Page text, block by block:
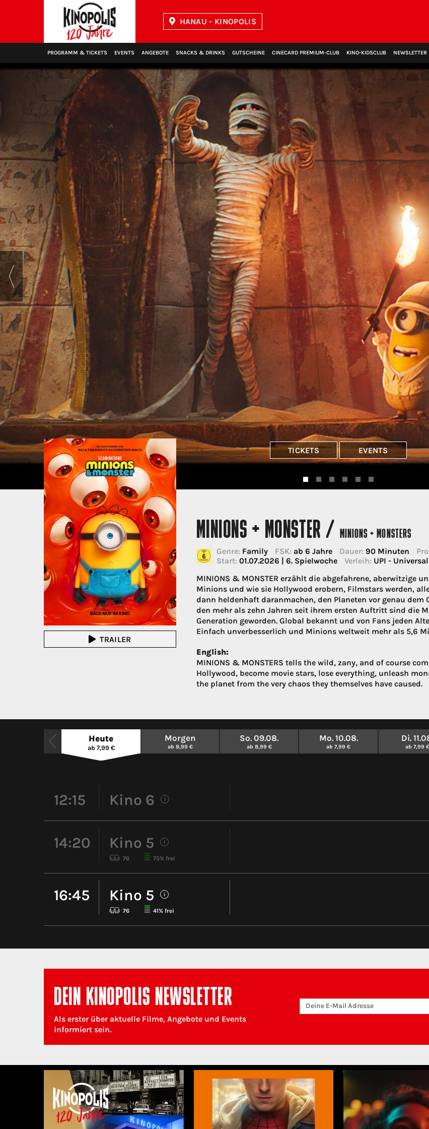
HANAU - KINOPOLIS
PROGRAMM & TICKETS EVENTS ANGEBOTE SNACKS & DRINKS GUTSCHEINE CINECARD PREMIUM‑CLUB KINO‑KIDSCLUB NEWSLETTER
TICKETS EVENTS
TRAILER
MINIONS + MONSTER /MINIONS + MONSTERS
Genre: Family FSK: ab 6 Jahre Dauer: 90 Minuten
Start: 01.07.2026 | 6. Spielwoche Verleih: UPI -
MINIONS & MONSTER erzählt die abgefahrene, aberwitzige
Minions und wie sie Hollywood erobern, Filmstars werden,
dann heldenhaft daranmachen, den Planeten vor genau dem
den mehr als zehn Jahren seit ihrem ersten Auftritt sind die
Generation geworden. Global bekannt und von Fans jeden
Einfach unverbesserlich und Minions weltweit mehr als 5,6
English:
MINIONS & MONSTERS tells the wild, zany, and of course
Hollywood, become movie stars, lose everything, unleash
the planet from the very chaos they themselves have caused.
Heute
ab 7,99 €
Morgen
ab 8,99 €
So. 09.08.
ab 8,99 €
Mo. 10.08.
ab 7,99 €
Di.
ab 7,99 €
12:15 Kino 6 i
14:20 Kino 5 i
76 75% frei
16:45 Kino 5 i
76 41% frei
DEIN KINOPOLIS NEWSLETTER
Als erster über aktuelle Filme, Angebote und Events
informiert sein.